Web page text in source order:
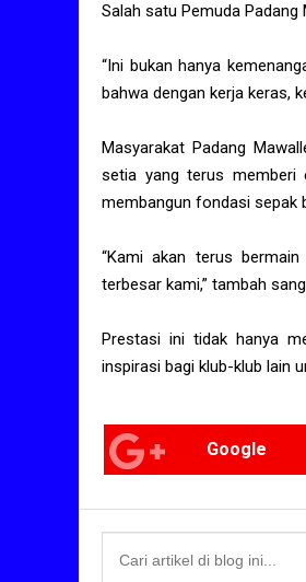
Salah satu Pemuda
“Ini bukan hanya
bahwa dengan kerja keras,
Masyarakat Padang
setia yang terus memberi
membangun fondasi sepak
“Kami akan terus
terbesar kami,” tambah
Prestasi ini tidak hanya
inspirasi bagi klub-klub lain
Google